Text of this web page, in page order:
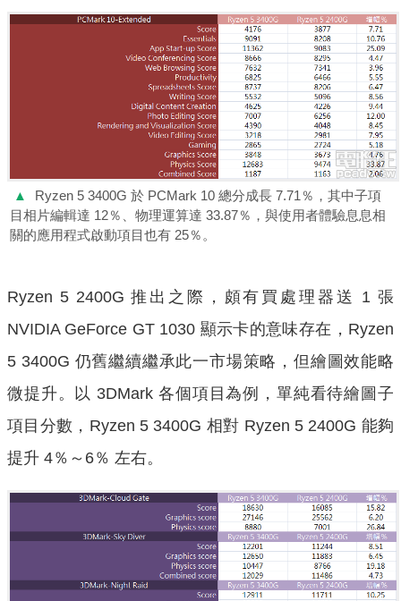
▲
Ryzen 5 3400G 於 PCMark 10 總分成長 7.71％，其中子項
目相片編輯達 12％、物理運算達 33.87％，與使用者體驗息息相
關的應用程式啟動項目也有 25％。
Ryzen 5 2400G 推出之際，頗有買處理器送 1 張
NVIDIA GeForce GT 1030 顯示卡的意味存在，Ryzen
5 3400G 仍舊繼續繼承此一市場策略，但繪圖效能略
微提升。以 3DMark 各個項目為例，單純看待繪圖子
項目分數，Ryzen 5 3400G 相對 Ryzen 5 2400G 能夠
提升 4％～6％ 左右。